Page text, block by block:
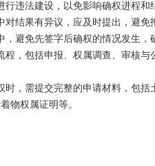
行违法建设，以免影响确权进程
对结果有异议，应及时提出，避
，避免先签字后确权的情况发生，
程，包括申报、权属调查、审核
时，需提交完整的申请材料，包
物权属证明等。